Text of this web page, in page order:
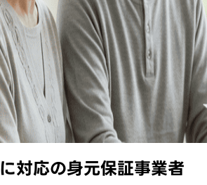
に対応の身元保証事業者